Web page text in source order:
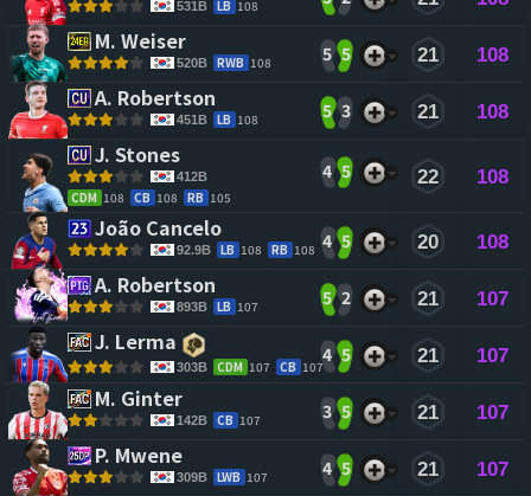
531B LB 108
M. Weiser
520B RWB 108 5 5 21 108
A. Robertson
451B LB 108 5 3 21 108
J. Stones
412B
CDM 108 CB 108 RB 105
4 5 22 108
João Cancelo
92.9B LB 108 RB 108 4 5 20 108
A. Robertson
893B LB 107 5 2 21 107
J. Lerma
303B CDM 107 CB 107
4 5 21 107
M. Ginter
142B CB 107 3 5 21 107
P. Mwene
309B LWB 107 4 5 21 107